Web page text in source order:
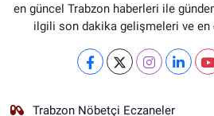
en güncel Trabzon haberleri ile
ilgili son dakika gelişmeleri ve en
Trabzon Nöbetçi Eczaneler